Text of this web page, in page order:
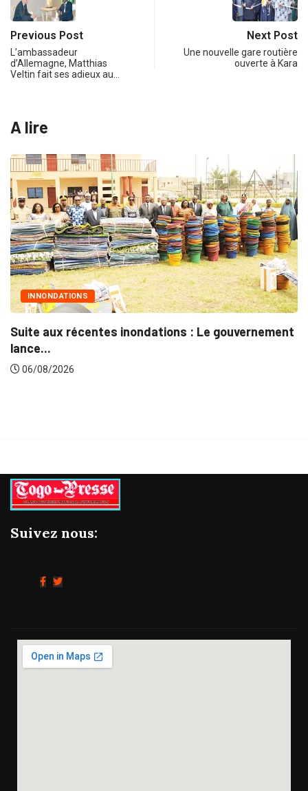
Previous Post
L’ambassadeur
d’Allemagne, Matthias
Veltin fait ses adieux au…
Next Post
Une nouvelle gare routière
ouverte à Kara
A lire
MARCHÉS PUBLICS
Marchés publics : L’ARCOP en
Suivez nous: